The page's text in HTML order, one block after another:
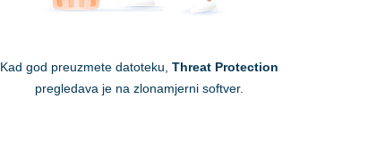
Kad god preuzmete datoteku, Threat Protection
pregledava je na zlonamjerni softver.